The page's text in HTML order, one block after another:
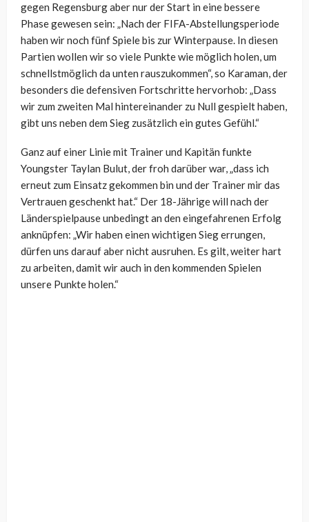
gegen Regensburg aber nur der Start in eine bessere
Phase gewesen sein: „Nach der FIFA-Abstellungsperiode
haben wir noch fünf Spiele bis zur Winterpause. In diesen
Partien wollen wir so viele Punkte wie möglich holen, um
schnellstmöglich da unten rauszukommen“, so Karaman, der
besonders die defensiven Fortschritte hervorhob: „Dass
wir zum zweiten Mal hintereinander zu Null gespielt haben,
gibt uns neben dem Sieg zusätzlich ein gutes Gefühl.“
Ganz auf einer Linie mit Trainer und Kapitän funkte
Youngster Taylan Bulut, der froh darüber war, „dass ich
erneut zum Einsatz gekommen bin und der Trainer mir das
Vertrauen geschenkt hat.“ Der 18-Jährige will nach der
Länderspielpause unbedingt an den eingefahrenen Erfolg
anknüpfen: „Wir haben einen wichtigen Sieg errungen,
dürfen uns darauf aber nicht ausruhen. Es gilt, weiter hart
zu arbeiten, damit wir auch in den kommenden Spielen
unsere Punkte holen.“